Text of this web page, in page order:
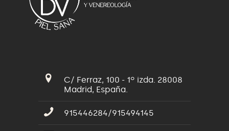
C/ Ferraz, 100 - 1º izda. 28008
Madrid, España.
915446284/915494145